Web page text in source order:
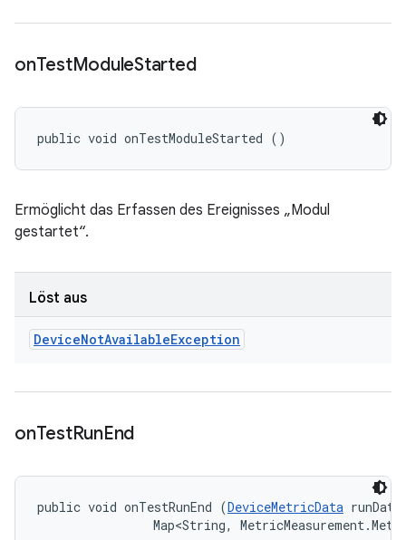
onTestModuleStarted
public void onTestModuleStarted ()
Ermöglicht das Erfassen des Ereignisses „Modul
gestartet“.
Löst aus
DeviceNotAvailableException
onTestRunEnd
public void onTestRunEnd (DeviceMetricData
Map<String,